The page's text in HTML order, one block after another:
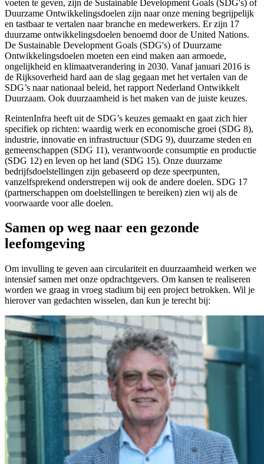
voeten te geven, zijn de Sustainable Development Goals (SDG's) of
Duurzame Ontwikkelingsdoelen zijn naar onze mening begrijpelijk
en tastbaar te vertalen naar branche en medewerkers. Er zijn 17
duurzame ontwikkelingsdoelen benoemd door de United Nations.
De Sustainable Development Goals (SDG's) of Duurzame
Ontwikkelingsdoelen moeten een eind maken aan armoede,
ongelijkheid en klimaatverandering in 2030. Vanaf januari 2016 is
de Rijksoverheid hard aan de slag gegaan met het vertalen van de
SDG’s naar nationaal beleid, het rapport Nederland Ontwikkelt
Duurzaam. Ook duurzaamheid is het maken van de juiste keuzes.
ReintenInfra heeft uit de SDG’s keuzes gemaakt en gaat zich hier
specifiek op richten: waardig werk en economische groei (SDG 8),
industrie, innovatie en infrastructuur (SDG 9), duurzame steden en
gemeenschappen (SDG 11), verantwoorde consumptie en productie
(SDG 12) en leven op het land (SDG 15). Onze duurzame
bedrijfsdoelstellingen zijn gebaseerd op deze speerpunten,
vanzelfsprekend onderstrepen wij ook de andere doelen. SDG 17
(partnerschappen om doelstellingen te bereiken) zien wij als de
voorwaarde voor alle doelen.
Samen op weg naar een gezonde
leefomgeving
Om invulling te geven aan circulariteit en duurzaamheid werken we
intensief samen met onze opdrachtgevers. Om kansen te realiseren
worden we graag in vroeg stadium bij een project betrokken. Wil je
hierover van gedachten wisselen, dan kun je terecht bij: